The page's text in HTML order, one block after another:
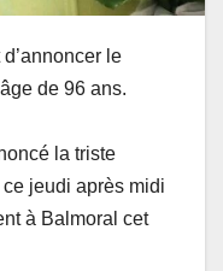
le
de 96 ans.
la triste
jeudi après midi
à Balmoral cet